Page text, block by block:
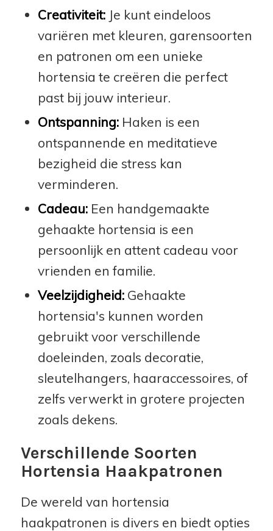
Creativiteit:Je kunt eindeloos
variëren met kleuren, garensoorten
en patronen om een unieke
hortensia te creëren die perfect
past bij jouw interieur.
Ontspanning:Haken is een
ontspannende en meditatieve
bezigheid die stress kan
verminderen.
Cadeau:Een handgemaakte
gehaakte hortensia is een
persoonlijk en attent cadeau voor
vrienden en familie.
Veelzijdigheid:Gehaakte
hortensia's kunnen worden
gebruikt voor verschillende
doeleinden, zoals decoratie,
sleutelhangers, haaraccessoires, of
zelfs verwerkt in grotere projecten
zoals dekens.
Verschillende Soorten
Hortensia Haakpatronen
De wereld van hortensia
haakpatronen is divers en biedt opties